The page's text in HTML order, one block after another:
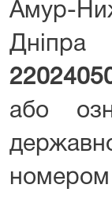
Амур-
або
номером